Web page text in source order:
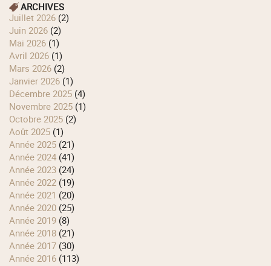
ARCHIVES
juillet 2026 (2)
juin 2026 (2)
mai 2026 (1)
avril 2026 (1)
mars 2026 (2)
janvier 2026 (1)
décembre 2025 (4)
novembre 2025 (1)
octobre 2025 (2)
août 2025 (1)
année 2025 (21)
année 2024 (41)
année 2023 (24)
année 2022 (19)
année 2021 (20)
année 2020 (25)
année 2019 (8)
année 2018 (21)
année 2017 (30)
année 2016 (113)